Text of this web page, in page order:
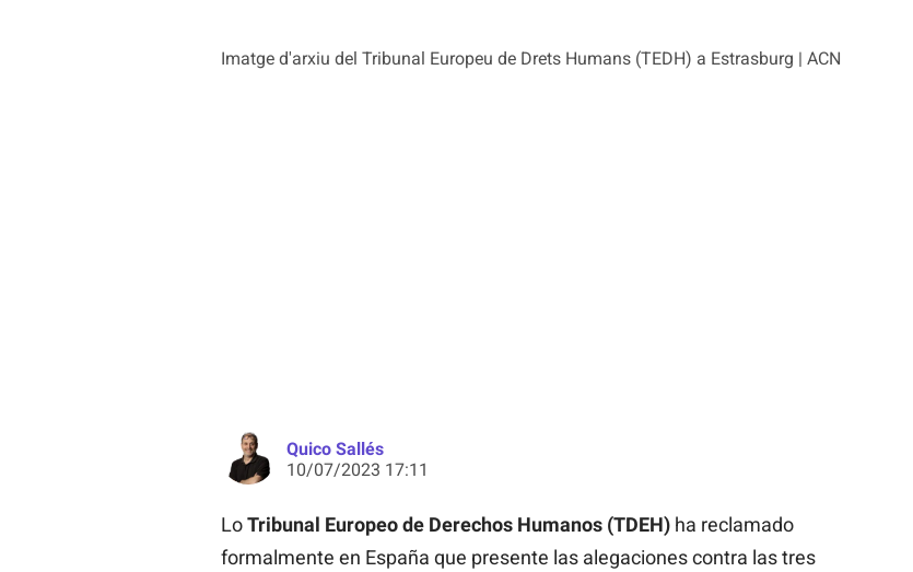
Imatge d'arxiu del Tribunal Europeu de Drets Humans (TEDH) a Estrasburg | ACN
Quico Sallés
10/07/2023 17:11
LoTribunal Europeo de Derechos Humanos (TDEH)ha reclamado
formalmente en España que presente las alegaciones contra las tres